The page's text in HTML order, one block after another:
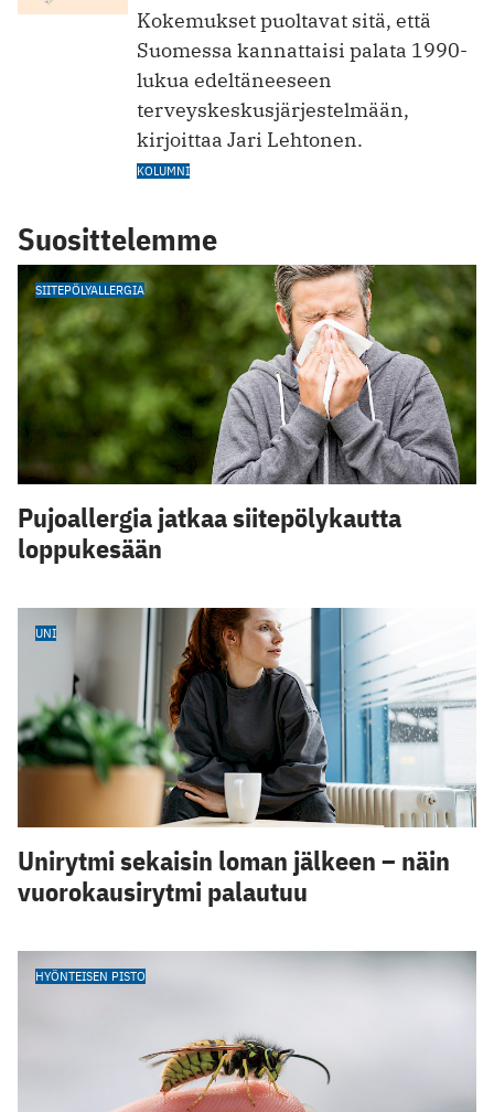
Kokemukset puoltavat sitä, että
Suomessa kannattaisi palata 1990-
lukua edeltäneeseen
terveyskeskusjärjestelmään,
kirjoittaa Jari Lehtonen.
KOLUMNI
Suosittelemme
SIITEPÖLYALLERGIA
Pujoallergia jatkaa siitepölykautta
loppukesään
UNI
Unirytmi sekaisin loman jälkeen – näin
vuorokausirytmi palautuu
HYÖNTEISEN PISTO